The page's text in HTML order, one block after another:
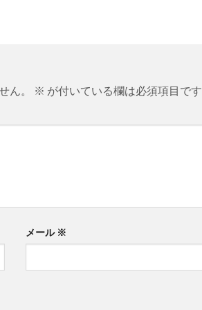
ん。 ※ が付いている欄は必須項目です
メール ※